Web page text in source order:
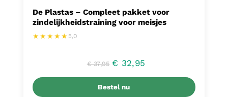
De Plastas – Compleet pakket voor
zindelijkheidstraining voor meisjes
★★★★★ 5,0
€37,95 Oorspronkelijke
prijs
€ 32,95
prijs
Bestel nu